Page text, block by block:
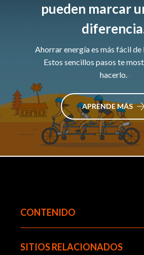
pueden marcar
Ahorrar energía es más fácil de
Estos sencillos pasos te
hacerlo.
APRENDE MÁS
CONTENIDO
SITIOS RELACIONADOS